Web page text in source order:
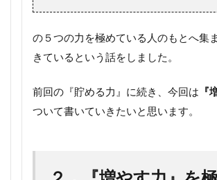
の５つの力を極めている人のもとへ集
きているという話をしました。
前回の『貯める力』に続き、今回は 『
ついて書いていきたいと思います。